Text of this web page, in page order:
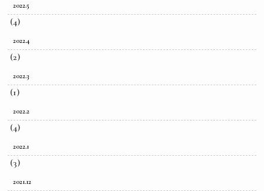
2022.5
(4)
2022.4
(2)
2022.3
(1)
2022.2
(4)
2022.1
(3)
2021.12